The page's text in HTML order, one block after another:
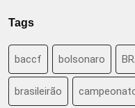
Tags
baccf bolsonaro
brasileirão